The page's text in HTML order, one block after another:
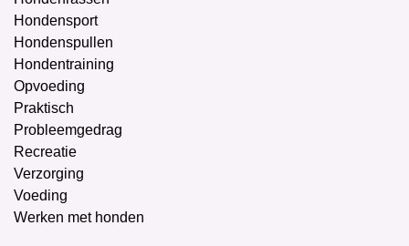
Hondensport
Hondenspullen
Hondentraining
Opvoeding
Praktisch
Probleemgedrag
Recreatie
Verzorging
Voeding
Werken met honden